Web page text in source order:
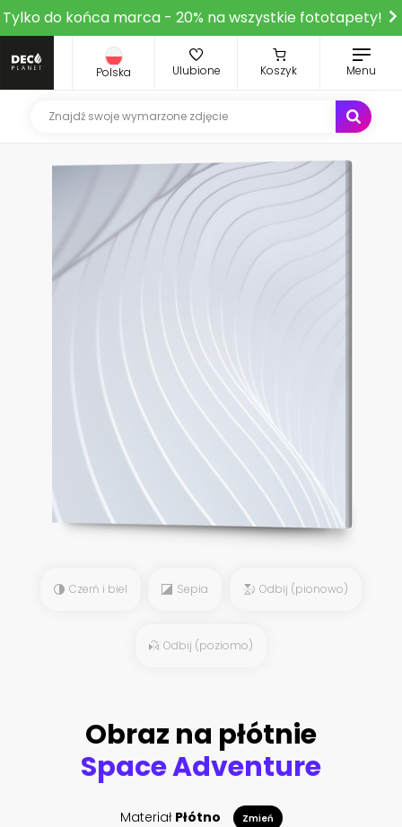
Tylko do końca marca - 20% na wszystkie fototapety!
Polska Ulubione Koszyk Menu
Czerń i biel Sepia Odbij (pionowo)
Odbij (poziomo)
Obraz na płótnie
Space Adventure
Materiał Płótno Zmień